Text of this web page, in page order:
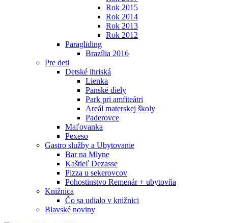
Rok 2015
Rok 2014
Rok 2013
Rok 2012
Paragliding
Brazília 2016
Pre deti
Detské ihriská
Lienka
Panské diely
Park pri amfiteátri
Areál materskej školy
Paderovce
Maľovanka
Pexeso
Gastro služby a Ubytovanie
Bar na Mlyne
Kaštieľ Dezasse
Pizza u sekerovcov
Pohostinstvo Remenár + ubytovňa
Knižnica
Čo sa udialo v knižnici
Blavské noviny